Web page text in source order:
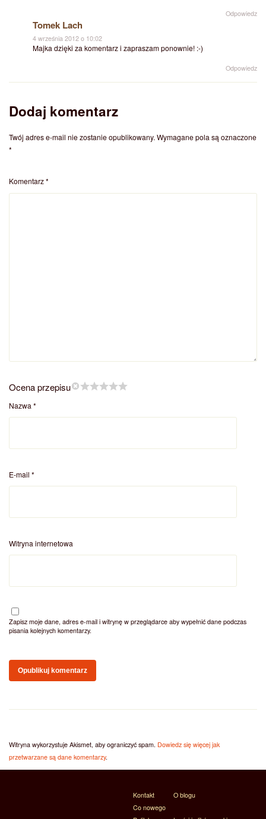
Odpowiedz
Tomek Lach
4 września 2012 o 10:02
Majka dzięki za komentarz i zapraszam ponownie! :-)
Odpowiedz
Dodaj komentarz
Twój adres e-mail nie zostanie opublikowany. Wymagane pola są oznaczone
*
Komentarz*
Ocena przepisu
Nazwa *
E-mail *
Witryna internetowa
Zapisz moje dane, adres e-mail i witrynę w przeglądarce aby wypełnić dane podczas
pisania kolejnych komentarzy.
Witryna wykorzystuje Akismet, aby ograniczyć spam. Dowiedz się więcej jak
przetwarzane są dane komentarzy.
Kontakt
O blogu
Co nowego